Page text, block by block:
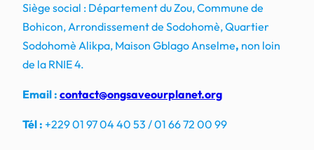
Siège social : Département du Zou, Commune de
Bohicon, Arrondissement de Sodohomè, Quartier
Sodohomè Alikpa, Maison Gblago Anselme, non loin
de la RNIE 4.
Email : contact@ongsaveourplanet.org
Tél : +229 01 97 04 40 53 / 01 66 72 00 99